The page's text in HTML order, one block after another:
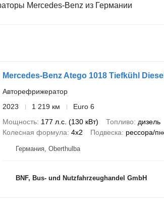
Mercedes-Benz из Германии
Mercedes-Benz Atego 1018 Tiefkühl
Авторефрижератор
2023
1 219 км
Euro 6
Мощность 177 л.с. (130 кВт) Топливо дизель
Колесная формула 4x2 Подвеска рессора/
Германия, Oberthulba
BNF, Bus- und Nutzfahrzeughandel GmbH